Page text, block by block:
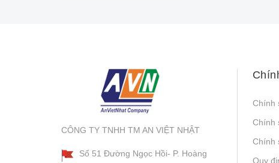
CÔNG TY TNHH TM AN VIỆT NHẬT
Số 51 Đường Ngọc Hồi- P. Hoàng
Chính
Chính
Chính
Quy